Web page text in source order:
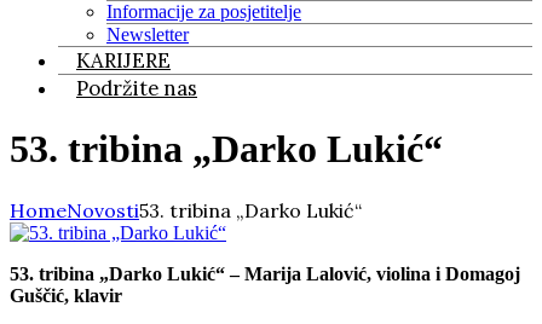
Informacije za posjetitelje
Newsletter
KARIJERE
Podržite nas
53. tribina „Darko Lukić“
HomeNovosti53. tribina „Darko Lukić“
53. tribina „Darko Lukić“ – Marija Lalović, violina i Domagoj
Guščić, klavir